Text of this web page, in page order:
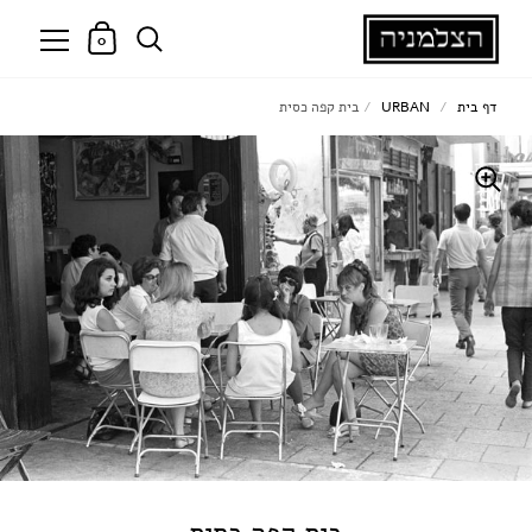
0
דף בית /
URBAN
/ בית קפה כסית